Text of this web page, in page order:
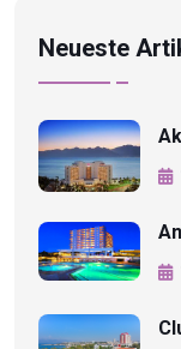
Neueste